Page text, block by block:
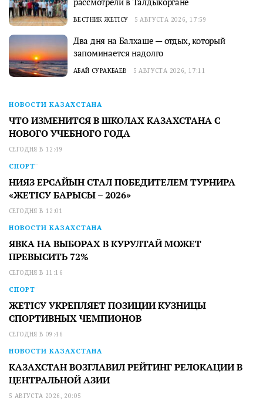
ВЕСТНИК ЖЕТІСУ 5 АВГУСТА 2026, 17:59
Два дня на Балхаше — отдых, который
запоминается надолго
АБАЙ СУРАКБАЕВ 5 АВГУСТА 2026, 17:11
НОВОСТИ КАЗАХСТАНА
ЧТО ИЗМЕНИТСЯ В ШКОЛАХ КАЗАХСТАНА С
НОВОГО УЧЕБНОГО ГОДА
СЕГОДНЯ В 12:49
СПОРТ
НИЯЗ ЕРСАЙЫН СТАЛ ПОБЕДИТЕЛЕМ ТУРНИРА
«ЖЕТІСУ БАРЫСЫ – 2026»
СЕГОДНЯ В 12:01
НОВОСТИ КАЗАХСТАНА
ЯВКА НА ВЫБОРАХ В КУРУЛТАЙ МОЖЕТ
ПРЕВЫСИТЬ 72%
СЕГОДНЯ В 11:16
СПОРТ
ЖЕТІСУ УКРЕПЛЯЕТ ПОЗИЦИИ КУЗНИЦЫ
СПОРТИВНЫХ ЧЕМПИОНОВ
СЕГОДНЯ В 09:46
НОВОСТИ КАЗАХСТАНА
КАЗАХСТАН ВОЗГЛАВИЛ РЕЙТИНГ РЕЛОКАЦИИ В
ЦЕНТРАЛЬНОЙ АЗИИ
5 АВГУСТА 2026, 20:05